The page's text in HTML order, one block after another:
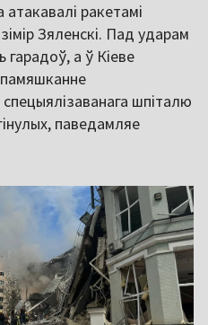
ракетамі
Зяленскі. Пад ударам
гарадоў, а ў Кіеве
шпіталю
паведамляе